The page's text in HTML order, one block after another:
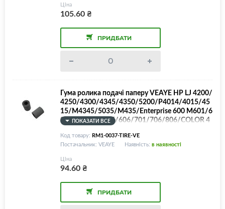
Ціна
105.60₴
ПРИДБАТИ
Гума ролика подачі паперу VEAYE HP LJ 4200/
4250/4300/4345/4350/5200/P4014/4015/45
15/M4345/5035/M435/Enterprise 600 M601/6
02/603/604/605/606/701/706/806/COLOR 4
700/4730/CP3525/4005/6015/CM4730/603
0/6040, Canon LBP351/352/Q7829-67925
ПОКАЗАТИ ВСЕ
Код товару: RM1-0037-TIRE-VE
Постачальник: VEAYE
Наявність: в наявності
Ціна
94.60₴
ПРИДБАТИ